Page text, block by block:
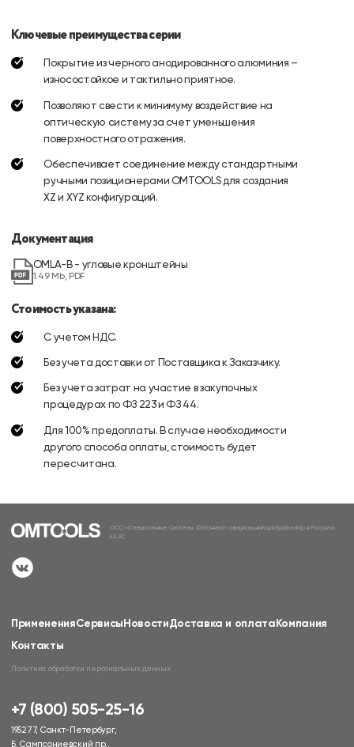
Ключевые преимущества серии
Покрытие из черного анодированного алюминия –
износостойкое и тактильно приятное.
Позволяют свести к минимуму воздействие на
оптическую систему за счет уменьшения
поверхностного отражения.
Обеспечивает соединение между стандартными
ручными позиционерами OMTOOLS для создания
XZ и XYZ конфигураций.
Документация
OMLA-B - угловые кронштейны
1.49 Mb, PDF
Стоимость указана:
С учетом НДС.
Без учета доставки от Поставщика к Заказчику.
Без учета затрат на участие в закупочных
процедурах по ФЗ 223 и ФЗ 44.
Для 100% предоплаты. В случае необходимости
другого способа оплаты, стоимость будет
пересчитана.
ООО «Специальные Системы. Фотоника» официальный дистрибьютор в России и
ЕАЭС
ПримененияСервисыНовостиДоставка и оплатаКомпания
Контакты
Политика обработки персональных данных
+7 (800) 505-25-16
195277, Санкт-Петербург,
Б. Сампсониевский пр.,